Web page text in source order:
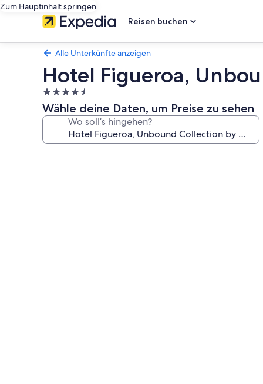
Zum Hauptinhalt springen
Reisen buchen
Alle Unterkünfte anzeigen
Hotel Figueroa,
4.5-
Sterne-
Unterkunft
Wähle deine Daten, um Preise zu sehen
Wo soll’s hingehen?